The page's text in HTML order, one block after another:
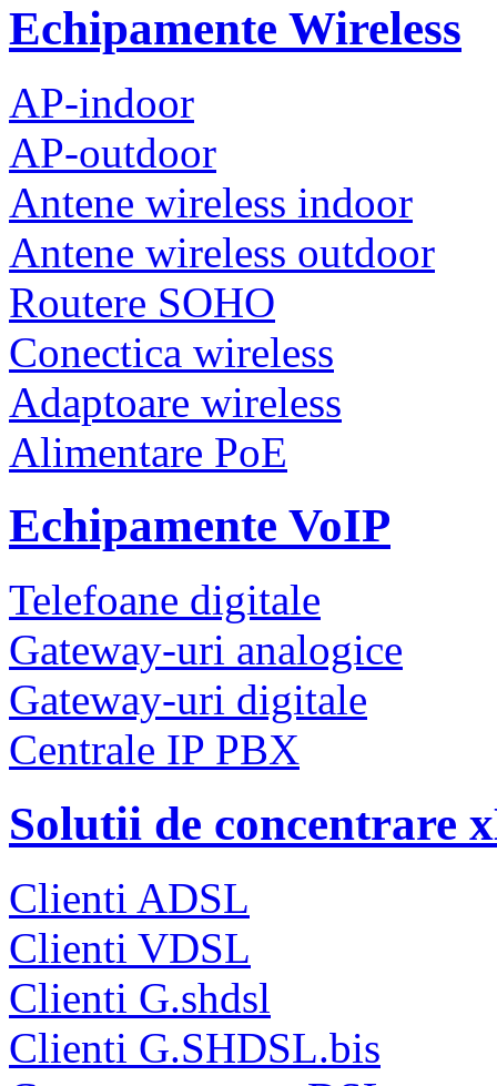
Echipamente Wireless
AP-indoor
AP-outdoor
Antene wireless indoor
Antene wireless outdoor
Routere SOHO
Conectica wireless
Adaptoare wireless
Alimentare PoE
Echipamente VoIP
Telefoane digitale
Gateway-uri analogice
Gateway-uri digitale
Centrale IP PBX
Solutii de concentrare
Clienti ADSL
Clienti VDSL
Clienti G.shdsl
Clienti G.SHDSL.bis